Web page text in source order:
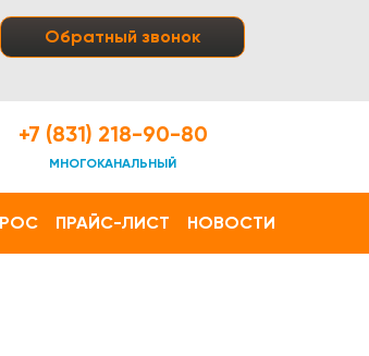
Обратный звонок
+7 (831) 218-90-80
МНОГОКАНАЛЬНЫЙ
ПРАЙС-ЛИСТ НОВОСТИ